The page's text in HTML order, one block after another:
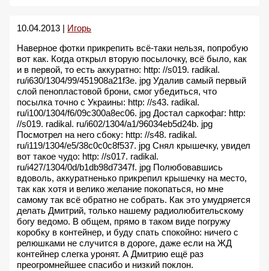
10.04.2013 | Игорь
Наверное фотки прикрепить всё-таки нельзя, попробую
вот как. Когда открыл вторую посылочку, всё было, как
и в первой, то есть аккуратно: http: //s019. radikal.
ru/i630/1304/99/451908a21f3e. jpg Удалив самый первый
слой пенопластовой брони, смог убедиться, что
посылка точно с Украины: http: //s43. radikal.
ru/i100/1304/f6/09c300a8ec06. jpg Достал саркофаг: http:
//s019. radikal. ru/i602/1304/a1/96034eb5d24b. jpg
Посмотрел на него сбоку: http: //s48. radikal.
ru/i119/1304/e5/38c0c0c8f537. jpg Снял крышечку, увидел
вот такое чудо: http: //s017. radikal.
ru/i427/1304/0d/b1db98d7347f. jpg Полюбовавшись
вдоволь, аккуратненько прикрепил крышечку на место,
так как хотя и велико желание покопаться, но мне
самому так всё обратно не собрать. Как это умудряется
делать Дмитрий, только нашему радиолюбительскому
богу ведомо. В общем, прямо в таком виде погружу
коробку в контейнер, и буду спать спокойно: ничего с
релюшками не случится в дороге, даже если на ЖД
контейнер слегка уронят. А Дмитрию ещё раз
преогромнейшее спасибо и низкий поклон.